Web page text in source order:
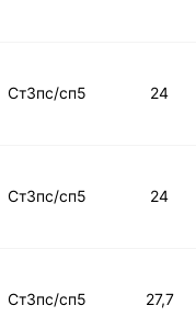
Ст3пс/сп5 24
Ст3пс/сп5 24
Ст3пс/сп5 27,7